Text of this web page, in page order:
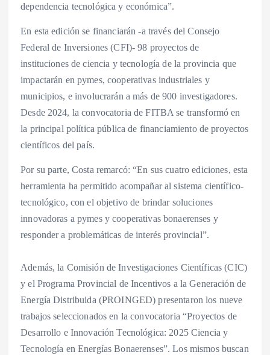
dependencia tecnológica y económica”.
En esta edición se financiarán -a través del Consejo
Federal de Inversiones (CFI)- 98 proyectos de
instituciones de ciencia y tecnología de la provincia que
impactarán en pymes, cooperativas industriales y
municipios, e involucrarán a más de 900 investigadores.
Desde 2024, la convocatoria de FITBA se transformó en
la principal política pública de financiamiento de proyectos
científicos del país.
Por su parte, Costa remarcó: “En sus cuatro ediciones, esta
herramienta ha permitido acompañar al sistema científico-
tecnológico, con el objetivo de brindar soluciones
innovadoras a pymes y cooperativas bonaerenses y
responder a problemáticas de interés provincial”.
Además, la Comisión de Investigaciones Científicas (CIC)
y el Programa Provincial de Incentivos a la Generación de
Energía Distribuida (PROINGED) presentaron los nueve
trabajos seleccionados en la convocatoria “Proyectos de
Desarrollo e Innovación Tecnológica: 2025 Ciencia y
Tecnología en Energías Bonaerenses”. Los mismos buscan